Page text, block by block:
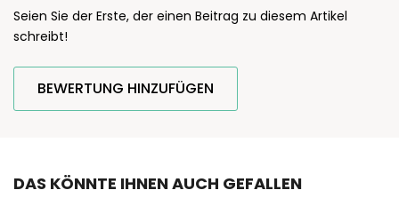
Seien Sie der Erste, der einen Beitrag zu diesem Artikel
schreibt!
BEWERTUNG HINZUFÜGEN
DAS KÖNNTE IHNEN AUCH GEFALLEN